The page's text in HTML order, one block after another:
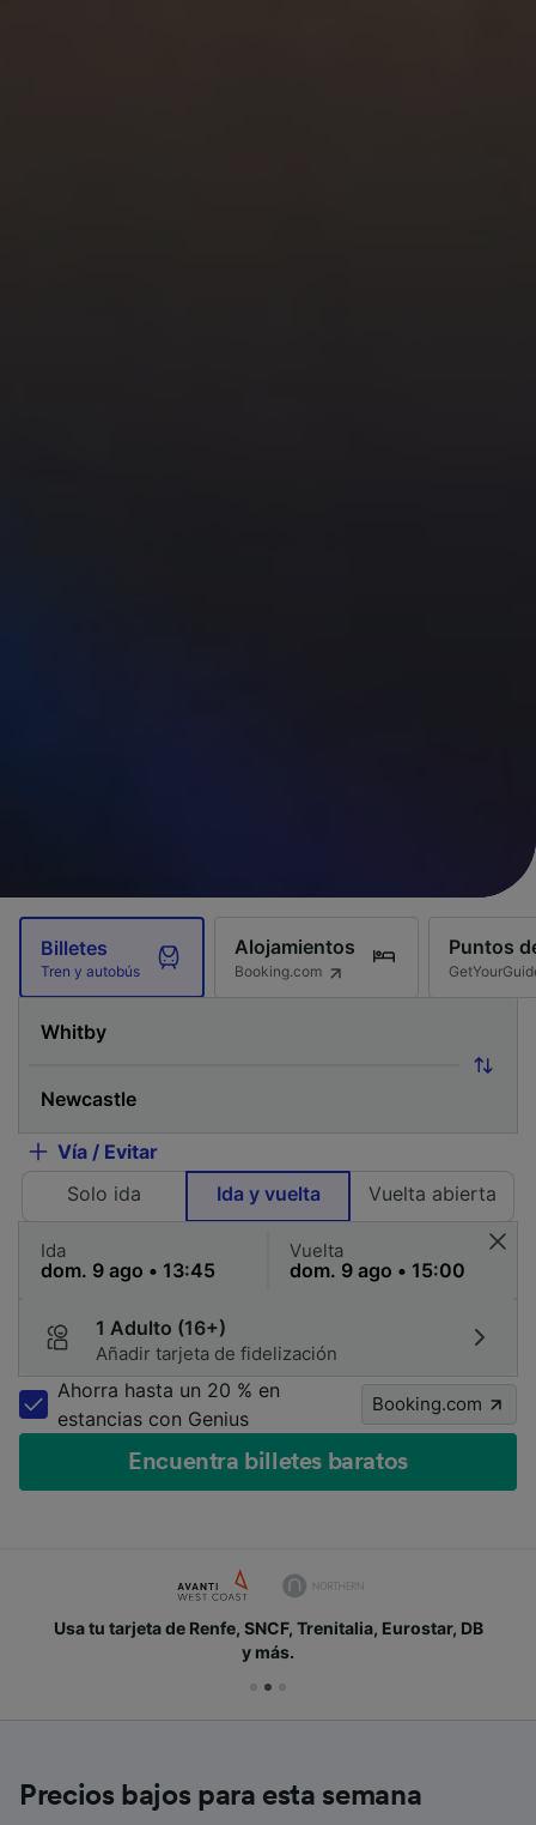
Billetes
Tren y autobús
Alojamientos
Booking.com
Puntos
Vía / Evitar
Solo ida
Ida y vuelta Vuelta abierta
Ida Vuelta
1 Adulto (16+)
Añadir tarjeta de fidelización
Ahorra hasta un 20 % en
estancias con Genius
Booking.com
Encuentra billetes baratos
Usa tu tarjeta de Renfe, SNCF, Trenitalia, Eurostar, DB
y más.
Precios bajos para esta semana